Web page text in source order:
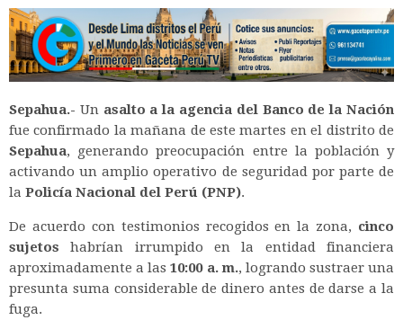
Sepahua.- Un asalto a la agencia del Banco de la Nación
fue confirmado la mañana de este martes en el distrito de
Sepahua, generando preocupación entre la población y
activando un amplio operativo de seguridad por parte de
la Policía Nacional del Perú (PNP).
De acuerdo con testimonios recogidos en la zona, cinco
sujetos habrían irrumpido en la entidad financiera
aproximadamente a las10:00 a. m., logrando sustraer una
presunta suma considerable de dinero antes de darse a la
fuga.